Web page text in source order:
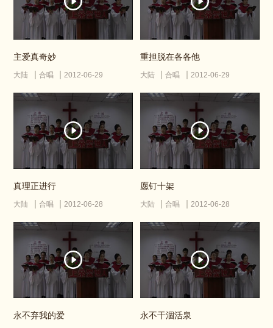
主爱真奇妙
大陆 合唱 2012-06-29
重担脱在各各他
大陆 合唱 2012-06-29
真理正进行
大陆 合唱 2012-06-28
愿钉十架
大陆 合唱 2012-06-28
永不弃我的爱 永不干涸活泉